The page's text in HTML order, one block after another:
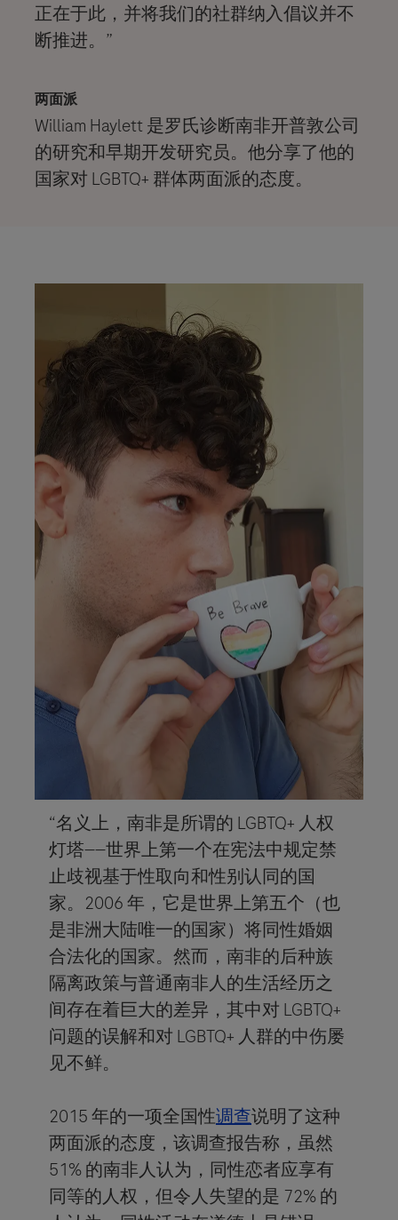
正在于此，并将我们的社群纳入倡议并不
断推进。”
两面派
William Haylett 是罗氏诊断南非开普敦公司
的研究和早期开发研究员。他分享了他的
国家对 LGBTQ+ 群体两面派的态度。
“名义上，南非是所谓的 LGBTQ+ 人权
灯塔——世界上第一个在宪法中规定禁
止歧视基于性取向和性别认同的国
家。2006 年，它是世界上第五个（也
是非洲大陆唯一的国家）将同性婚姻
合法化的国家。然而，南非的后种族
隔离政策与普通南非人的生活经历之
间存在着巨大的差异，其中对 LGBTQ+
问题的误解和对 LGBTQ+ 人群的中伤屡
见不鲜。
2015 年的一项全国性调查说明了这种
两面派的态度，该调查报告称，虽然
51% 的南非人认为，同性恋者应享有
同等的人权，但令人失望的是 72% 的